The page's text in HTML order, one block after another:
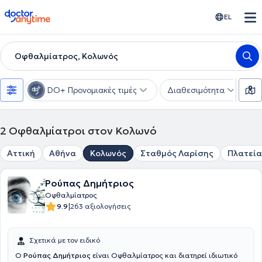
doctoranytime EL
Οφθαλμίατρος, Κολωνός
DO+ Προνομιακές τιμές Διαθεσιμότητα
2 Οφθαλμίατροι στον Κολωνό
Αττική Αθήνα Κολωνός Σταθμός Λαρίσης
Ρούπας Δημήτριος
Οφθαλμίατρος
9.9|263 αξιολογήσεις
Σχετικά με τον ειδικό
Ο Ρούπας Δημήτριος είναι Οφθαλμίατρος και διατηρεί ιδιωτικό